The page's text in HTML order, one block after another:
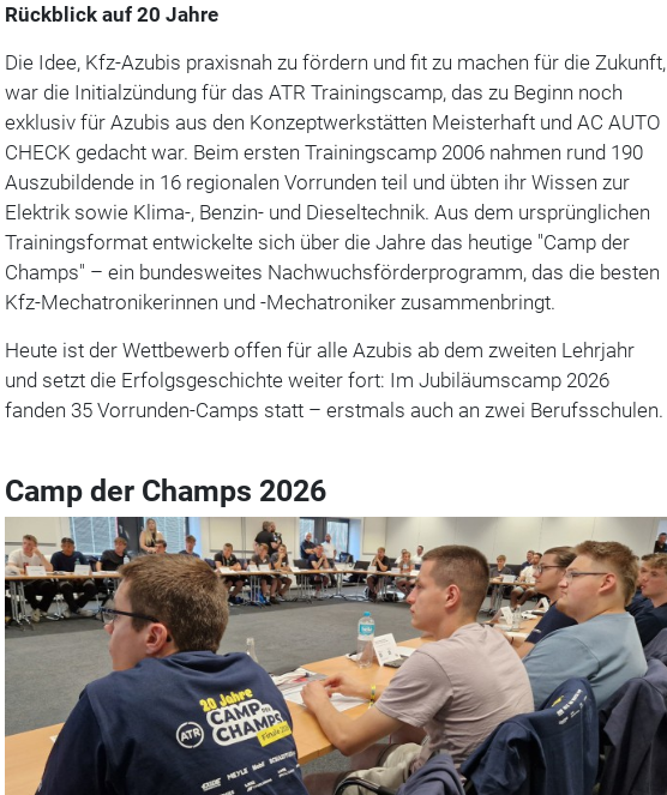
Rückblick auf 20 Jahre
Die Idee, Kfz-Azubis praxisnah zu fördern und fit zu machen für die Zukunft,
war die Initialzündung für das ATR Trainingscamp, das zu Beginn noch
exklusiv für Azubis aus den Konzeptwerkstätten Meisterhaft und AC AUTO
CHECK gedacht war. Beim ersten Trainingscamp 2006 nahmen rund 190
Auszubildende in 16 regionalen Vorrunden teil und übten ihr Wissen zur
Elektrik sowie Klima-, Benzin- und Dieseltechnik. Aus dem ursprünglichen
Trainingsformat entwickelte sich über die Jahre das heutige "Camp der
Champs" – ein bundesweites Nachwuchsförderprogramm, das die besten
Kfz-Mechatronikerinnen und -Mechatroniker zusammenbringt.
Heute ist der Wettbewerb offen für alle Azubis ab dem zweiten Lehrjahr
und setzt die Erfolgsgeschichte weiter fort: Im Jubiläumscamp 2026
fanden 35 Vorrunden-Camps statt – erstmals auch an zwei Berufsschulen.
Camp der Champs 2026